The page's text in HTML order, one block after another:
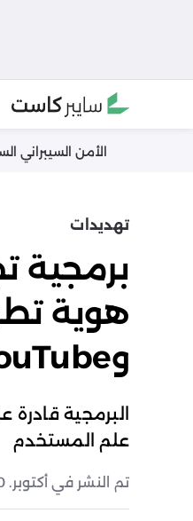
الأمن السيبراني
تهديدات
وYouTube
البرمجية
علم المستخدم
تم النشر في أكتوبر. 10, 2025